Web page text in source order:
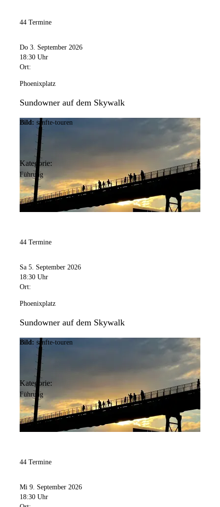
44 Termine
Do 3. September 2026
18:30 Uhr
Ort:
Phoenixplatz
Sundowner auf dem Skywalk
Bild: sanfte-touren
Kategorie:
Führung
44 Termine
Sa 5. September 2026
18:30 Uhr
Ort:
Phoenixplatz
Sundowner auf dem Skywalk
Bild: sanfte-touren
Kategorie:
Führung
44 Termine
Mi 9. September 2026
18:30 Uhr